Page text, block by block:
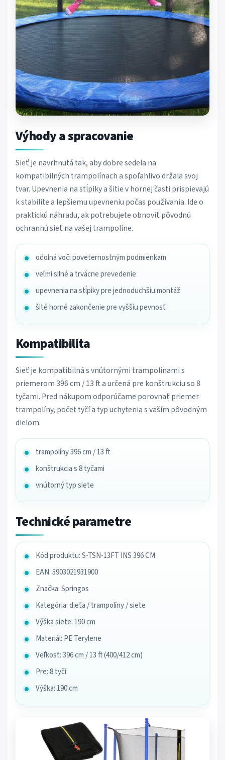
Výhody a spracovanie
Sieť je navrhnutá tak, aby dobre sedela na
kompatibilných trampolínach a spoľahlivo držala svoj
tvar. Upevnenia na stĺpiky a šitie v hornej časti prispievajú
k stabilite a lepšiemu upevneniu počas používania. Ide o
praktickú náhradu, ak potrebujete obnoviť pôvodnú
ochrannú sieť na vašej trampolíne.
odolná voči poveternostným podmienkam
veľmi silné a trvácne prevedenie
upevnenia na stĺpiky pre jednoduchšiu montáž
šité horné zakončenie pre vyššiu pevnosť
Kompatibilita
Sieť je kompatibilná s vnútornými trampolínami s
priemerom 396 cm / 13 ft a určená pre konštrukciu so 8
tyčami. Pred nákupom odporúčame porovnať priemer
trampolíny, počet tyčí a typ uchytenia s vaším pôvodným
dielom.
trampolíny 396 cm / 13 ft
konštrukcia s 8 tyčami
vnútorný typ siete
Technické parametre
Kód produktu: S-TSN-13FT INS 396 CM
EAN: 5903021931900
Značka: Springos
Kategória: dieťa / trampolíny / siete
Výška siete: 190 cm
Materiál: PE Terylene
Veľkosť: 396 cm / 13 ft (400/412 cm)
Pre: 8 tyčí
Výška: 190 cm